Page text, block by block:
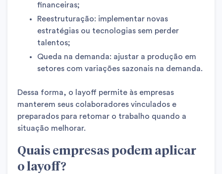
financeiras;
Reestruturação: implementar novas
estratégias ou tecnologias sem perder
talentos;
Queda na demanda: ajustar a produção em
setores com variações sazonais na demanda.
Dessa forma, o layoff permite às empresas
manterem seus colaboradores vinculados e
preparados para retomar o trabalho quando a
situação melhorar.
Quais empresas podem aplicar
o layoff?